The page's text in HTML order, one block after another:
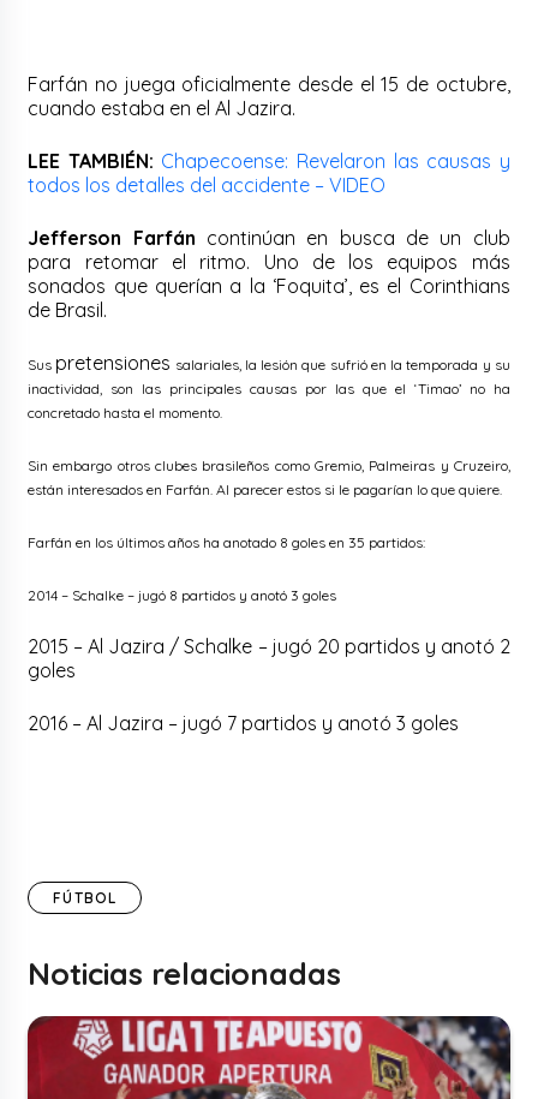
Farfán no juega oficialmente desde el 15 de octubre,
cuando estaba en el Al Jazira.
LEE TAMBIÉN: Chapecoense: Revelaron las causas y
todos los detalles del accidente – VIDEO
Jefferson Farfán continúan en busca de un club
para retomar el ritmo. Uno de los equipos más
sonados que querían a la ‘Foquita’, es el Corinthians
de Brasil.
Sus pretensiones salariales, la lesión que sufrió en la temporada y su
inactividad, son las principales causas por las que el ‘Timao’ no ha
concretado hasta el momento.
Sin embargo otros clubes brasileños como Gremio, Palmeiras y Cruzeiro,
están interesados en Farfán. Al parecer estos si le pagarían lo que quiere.
Farfán en los últimos años ha anotado 8 goles en 35 partidos:
2014 – Schalke – jugó 8 partidos y anotó 3 goles
2015 – Al Jazira / Schalke – jugó 20 partidos y anotó 2
goles
2016 – Al Jazira – jugó 7 partidos y anotó 3 goles
FÚTBOL
Noticias relacionadas